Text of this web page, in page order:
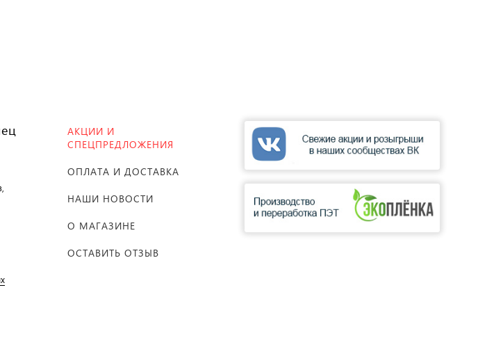
АКЦИИ И
СПЕЦПРЕДЛОЖЕНИЯ
ОПЛАТА И ДОСТАВКА
НАШИ НОВОСТИ
О МАГАЗИНЕ
ОСТАВИТЬ ОТЗЫВ